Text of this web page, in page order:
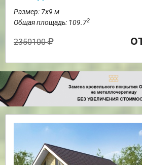
Размер: 7х9 м
Общая площадь: 109.72
2350100